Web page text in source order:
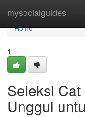
mysocialguides
Home
Home
1
Seleksi
Unggul